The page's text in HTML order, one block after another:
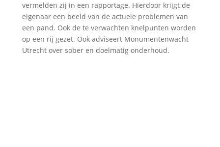
vermelden zij in een rapportage. Hierdoor krijgt de
eigenaar een beeld van de actuele problemen van
een pand. Ook de te verwachten knelpunten worden
op een rij gezet. Ook adviseert Monumentenwacht
Utrecht over sober en doelmatig onderhoud.